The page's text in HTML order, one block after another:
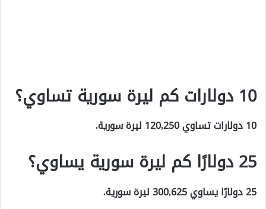
10 دولارات كم ليرة سورية تساوي؟
10 دولارات تساوي 120,250 ليرة سورية.
25 دولارًا كم ليرة سورية يساوي؟
25 دولارًا يساوي 300,625 ليرة سورية.